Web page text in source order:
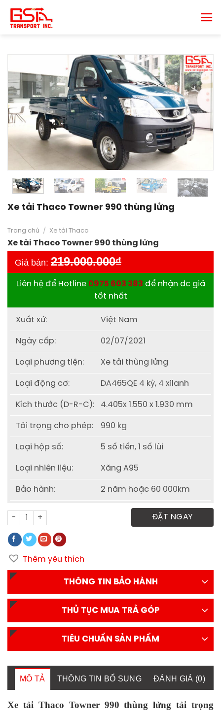
đến
nội
Xe tải Thaco Towner 990 thùng lửng
Trang chủ / Xe tải Thaco
Xe tải Thaco Towner 990 thùng lửng
Giá bán: 219.000.000₫
Liên hệ để Hotline 0975 603 383 để nhận dc giá
tốt nhất
Xuất xứ: Việt Nam
Ngày cấp: 02/07/2021
Loại phương tiện: Xe tải thùng lửng
Loại động cơ: DA465QE 4 kỳ, 4 xilanh
Kích thước (D-R-C): 4.405x 1.550 x 1.930 mm
Tải trọng cho phép: 990 kg
Loại hộp số: 5 số tiến, 1 số lùi
Loại nhiên liệu: Xăng A95
Bảo hành: 2 năm hoặc 60 000km
Xe tải Thaco Towner 990 thùng lửng số lượng
ĐẶT NGAY
Thêm yêu thích
THÔNG TIN BẢO HÀNH
THỦ TỤC MUA TRẢ GÓP
TIÊU CHUẨN SẢN PHẨM
MÔ TẢ THÔNG TIN BỔ SUNG ĐÁNH GIÁ (0)
Xe tải Thaco Towner 990 thùng lửng tải trọng